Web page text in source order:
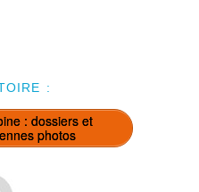
:
: dossiers et
photos